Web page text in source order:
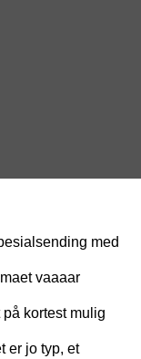
med
vaaaar
kortest mulig
er jo typ, et